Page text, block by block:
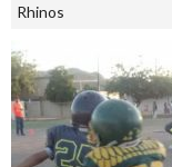
Rhinos